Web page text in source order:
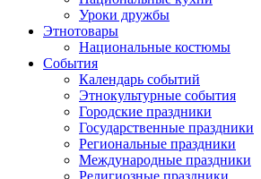
Уроки дружбы
Этнотовары
Национальные костюмы
События
Календарь событий
Этнокультурные события
Городские праздники
Государственные праздники
Региональные праздники
Международные праздники
Религиозные праздники